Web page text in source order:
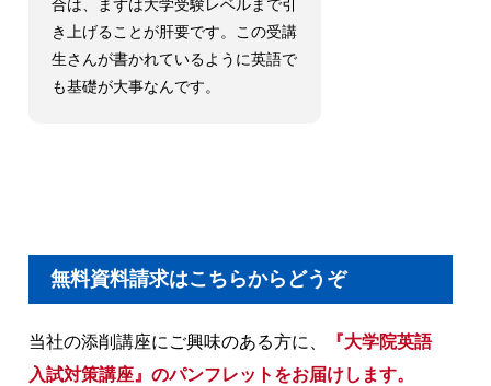
合は、まずは大学受験レベルまで引
き上げることが肝要です。この受講
生さんが書かれているように英語で
も基礎が大事なんです。
無料資料請求はこちらからどうぞ
当社の添削講座にご興味のある方に、
『大学院英語
入試対策講座』のパンフレットをお届けします。